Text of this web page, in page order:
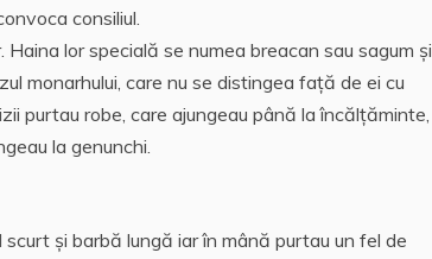
consiliul.
lor specială se numea breacan sau sagum şi
monarhului, care nu se distingea faţă de ei cu
purtau robe, care ajungeau până la încălţăminte,
la genunchi.
scurt şi barbă lungă iar în mână purtau un fel de